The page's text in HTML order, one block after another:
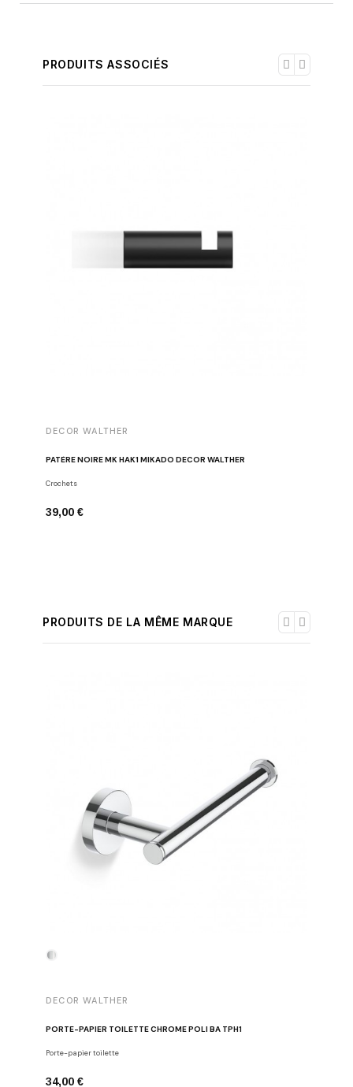
PRODUITS ASSOCIÉS
DECOR WALTHER
PATÈRE NOIRE MK HAK1 MIKADO DECOR WALTHER
Crochets
39,00 €
PRODUITS DE LA MÊME MARQUE
DECOR WALTHER
PORTE-PAPIER TOILETTE CHROME POLI BA TPH1
Porte-papier toilette
34,00 €